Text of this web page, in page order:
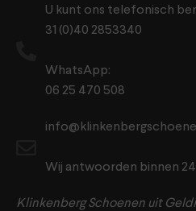
U kunt ons telefonisch
31 (0)40 2853340
WhatsApp:
06 25 470 508
Wij antwoorden binnen
Klinkenberg Schoenen uit